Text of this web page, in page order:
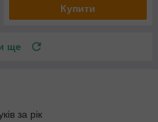
Купити
ще
за рік